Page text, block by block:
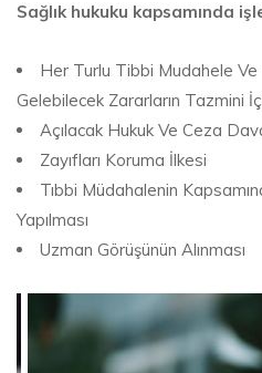
Sağlık hukuku kapsamında
Her Turlu Tibbi Mudahele
Gelebilecek Zararların Tazmini
Açılacak Hukuk Ve Ceza
Zayıfları Koruma İlkesi
Tıbbi Müdahalenin
Yapılması
Uzman Görüşünün Alınması